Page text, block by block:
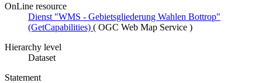
OnLine resource
Dienst "WMS - Gebietsgliederung Wahlen Bottrop"
(GetCapabilities) ( OGC Web Map Service )
Hierarchy level
Dataset
Statement